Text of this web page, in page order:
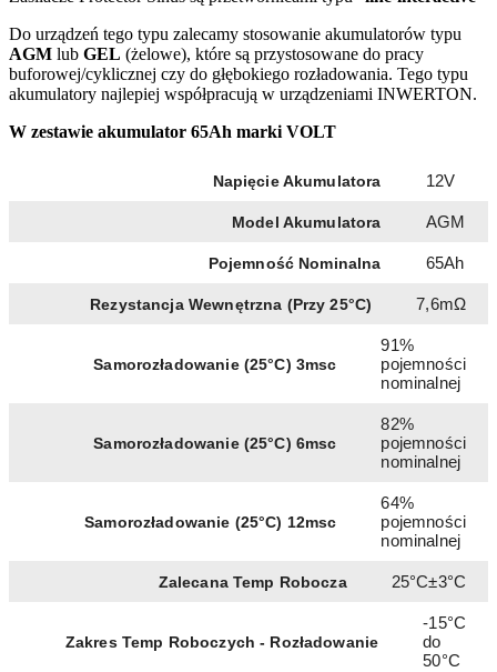
Do urządzeń tego typu zalecamy stosowanie akumulatorów typu
AGM lub GEL (żelowe), które są przystosowane do pracy
buforowej/cyklicznej czy do głębokiego rozładowania. Tego typu
akumulatory najlepiej współpracują w urządzeniami INWERTON.
W zestawie akumulator 65Ah marki VOLT
Napięcie Akumulatora 12V
Model Akumulatora AGM
Pojemność Nominalna 65Ah
Rezystancja Wewnętrzna (Przy 25°C) 7,6mΩ
Samorozładowanie (25°C) 3msc
91%
pojemności
nominalnej
Samorozładowanie (25°C) 6msc
82%
pojemności
nominalnej
Samorozładowanie (25°C) 12msc
64%
pojemności
nominalnej
Zalecana Temp Robocza 25°C±3°C
Zakres Temp Roboczych - Rozładowanie
-15°C
do
50°C